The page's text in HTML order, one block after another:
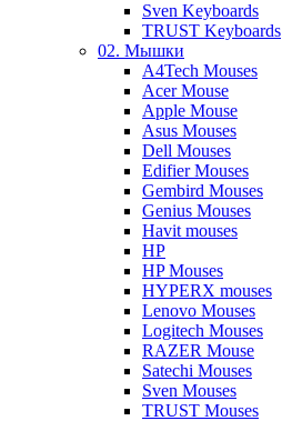
Sven Keyboards
TRUST Keyboards
02. Мышки
A4Tech Mouses
Acer Mouse
Apple Mouse
Asus Mouses
Dell Mouses
Edifier Mouses
Gembird Mouses
Genius Mouses
Havit mouses
HP
HP Mouses
HYPERX mouses
Lenovo Mouses
Logitech Mouses
RAZER Mouse
Satechi Mouses
Sven Mouses
TRUST Mouses